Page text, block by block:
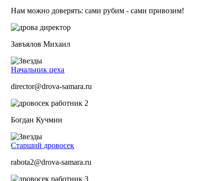
Нам можно доверять: сами рубим - сами привозим!
Завъялов Михаил
Начальник цеха
director@drova-samara.ru
Богдан Кучмин
Старший дровосек
rabota2@drova-samara.ru